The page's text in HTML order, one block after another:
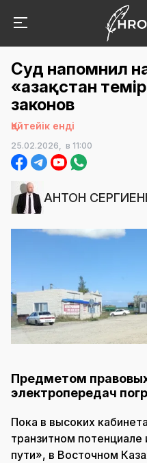
Суд напомнил
«Қазақстан
законов
Қайтейік енді
25.02.2026, в 11:00
АНТОН
Предметом
электропередач
Пока в высоких
транзитном
пути», в Восточном